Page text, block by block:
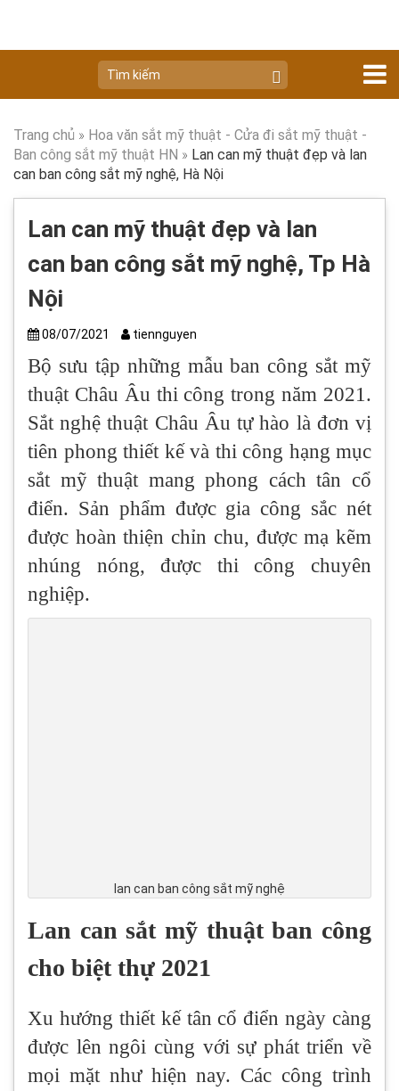
Trang chủ » Hoa văn sắt mỹ thuật - Cửa đi sắt mỹ thuật -
Ban công sắt mỹ thuật HN » Lan can mỹ thuật đẹp và lan
can ban công sắt mỹ nghệ, Hà Nội
Lan can mỹ thuật đẹp và lan
can ban công sắt mỹ nghệ, Tp Hà
Nội
08/07/2021 tiennguyen
Bộ sưu tập những mẫu ban công sắt mỹ
thuật Châu Âu thi công trong năm 2021.
Sắt nghệ thuật Châu Âu tự hào là đơn vị
tiên phong thiết kế và thi công hạng mục
sắt mỹ thuật mang phong cách tân cổ
điển. Sản phẩm được gia công sắc nét
được hoàn thiện chỉn chu, được mạ kẽm
nhúng nóng, được thi công chuyên
nghiệp.
lan can ban công sắt mỹ nghệ
Lan can sắt mỹ thuật ban công
cho biệt thự 2021
Xu hướng thiết kế tân cổ điển ngày càng
được lên ngôi cùng với sự phát triển về
mọi mặt như hiện nay. Các công trình